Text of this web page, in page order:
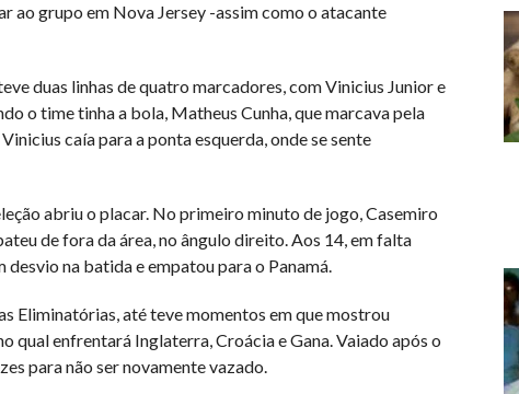
ao grupo em Nova Jersey -assim como o atacante
duas linhas de quatro marcadores, com Vinicius Junior e
o time tinha a bola, Matheus Cunha, que marcava pela
caía para a ponta esquerda, onde se sente
abriu o placar. No primeiro minuto de jogo, Casemiro
de fora da área, no ângulo direito. Aos 14, em falta
na batida e empatou para o Panamá.
Eliminatórias, até teve momentos em que mostrou
qual enfrentará Inglaterra, Croácia e Gana. Vaiado após o
para não ser novamente vazado.